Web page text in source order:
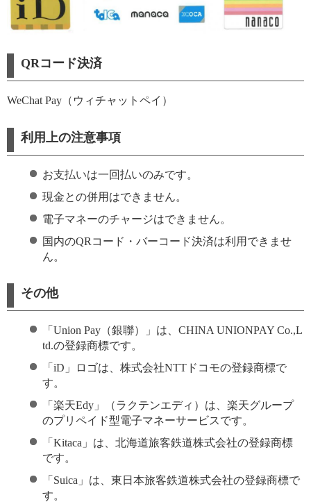
QRコード決済
WeChat Pay（ウィチャットペイ）
利用上の注意事項
お支払いは一回払いのみです。
現金との併用はできません。
電子マネーのチャージはできません。
国内のQRコード・バーコード決済は利用できませ
ん。
その他
「Union Pay（銀聯）」は、CHINA UNIONPAY Co.,L
td.の登録商標です。
「iD」ロゴは、株式会社NTTドコモの登録商標で
す。
「楽天Edy」（ラクテンエディ）は、楽天グループ
のプリペイド型電子マネーサービスです。
「Kitaca」は、北海道旅客鉄道株式会社の登録商標
です。
「Suica」は、東日本旅客鉄道株式会社の登録商標で
す。